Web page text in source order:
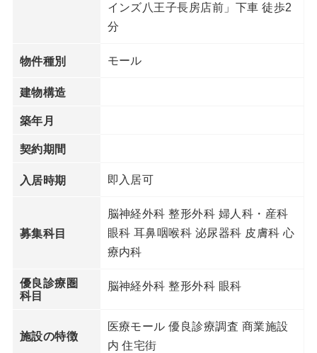
インズ八王子長房店前」下車 徒歩2
分
物件種別 モール
建物構造
築年月
契約期間
入居時期 即入居可
募集科目
脳神経外科 整形外科 婦人科・産科
眼科 耳鼻咽喉科 泌尿器科 皮膚科 心
療内科
優良診療圏
科目
脳神経外科 整形外科 眼科
施設の特徴
医療モール 優良診療調査 商業施設
内 住宅街